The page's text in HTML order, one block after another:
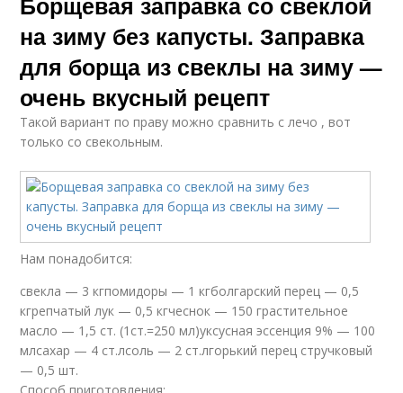
на зиму без капусты. Заправка
для борща из свеклы на зиму —
очень вкусный рецепт
Такой вариант по праву можно сравнить с лечо , вот
только со свекольным.
Нам понадобится:
свекла — 3 кгпомидоры — 1 кгболгарский перец — 0,5
кгрепчатый лук — 0,5 кгчеснок — 150 грастительное
масло — 1,5 ст. (1ст.=250 мл)уксусная эссенция 9% — 100
млсахар — 4 ст.лсоль — 2 ст.лгорький перец стручковый
— 0,5 шт.